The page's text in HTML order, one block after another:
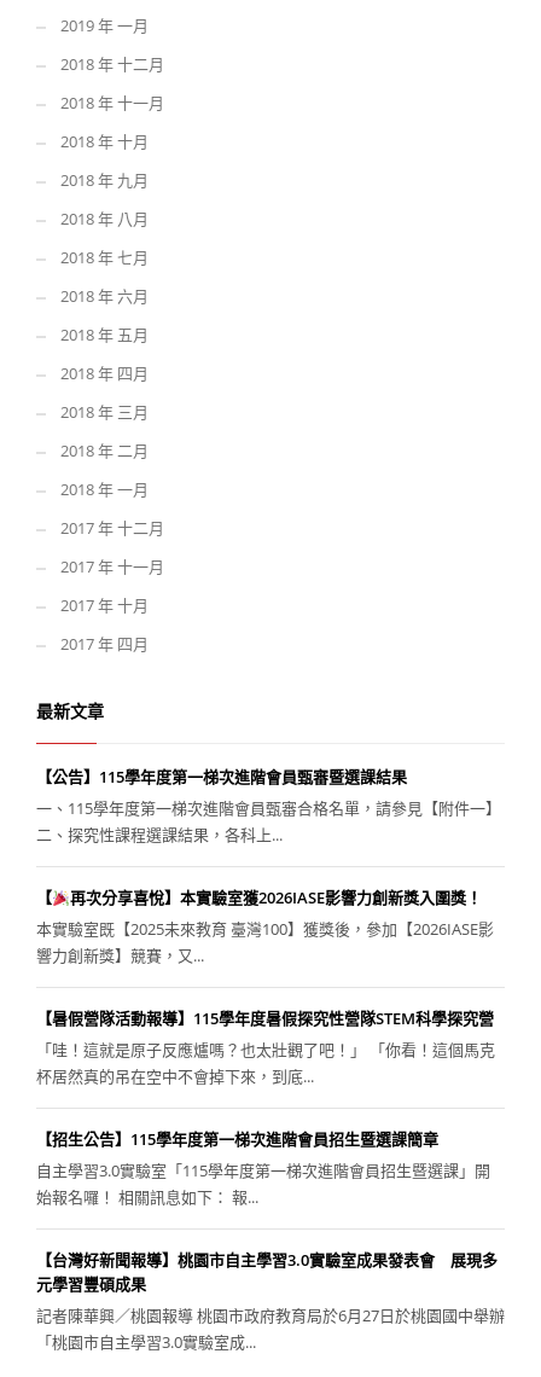
2019 年 一月
2018 年 十二月
2018 年 十一月
2018 年 十月
2018 年 九月
2018 年 八月
2018 年 七月
2018 年 六月
2018 年 五月
2018 年 四月
2018 年 三月
2018 年 二月
2018 年 一月
2017 年 十二月
2017 年 十一月
2017 年 十月
2017 年 四月
最新文章
【公告】115學年度第一梯次進階會員甄審暨選課結果
一、115學年度第一梯次進階會員甄審合格名單，請參見【附件一】
二、探究性課程選課結果，各科上...
【
再次分享喜悅】本實驗室獲2026IASE影響力創新獎入圍獎！
本實驗室既【2025未來教育 臺灣100】獲獎後，參加【2026IASE影
響力創新獎】競賽，又...
【暑假營隊活動報導】115學年度暑假探究性營隊STEM科學探究營
「哇！這就是原子反應爐嗎？也太壯觀了吧！」 「你看！這個馬克
杯居然真的吊在空中不會掉下來，到底...
【招生公告】115學年度第一梯次進階會員招生暨選課簡章
自主學習3.0實驗室「115學年度第一梯次進階會員招生暨選課」開
始報名囉！ 相關訊息如下： 報...
【台灣好新聞報導】桃園市自主學習3.0實驗室成果發表會 展現多
元學習豐碩成果
記者陳華興／桃園報導 桃園市政府教育局於6月27日於桃園國中舉辦
「桃園市自主學習3.0實驗室成...